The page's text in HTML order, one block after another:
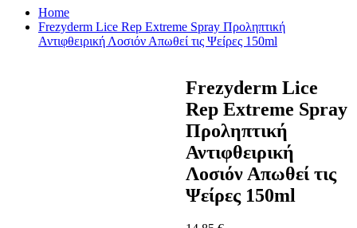
Home
Frezyderm Lice Rep Extreme Spray Προληπτική
Αντιφθειρική Λοσιόν Απωθεί τις Ψείρες 150ml
Frezyderm Lice
Rep Extreme Spray
Προληπτική
Αντιφθειρική
Λοσιόν Απωθεί τις
Ψείρες 150ml